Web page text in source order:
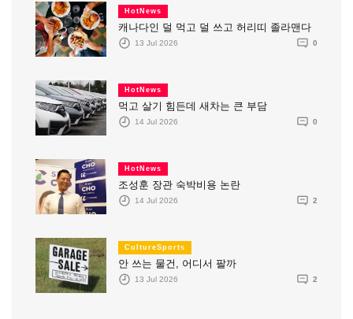
HotNews
캐나다인 덜 먹고 덜 쓰고 허리띠 졸라맨다
13 Jul 2026 0
HotNews
먹고 살기 힘든데 새차는 큰 부담
14 Jul 2026 0
HotNews
조성훈 장관 숙박비용 논란
14 Jul 2026 2
CultureSports
안 쓰는 물건, 어디서 팔까
13 Jul 2026 2